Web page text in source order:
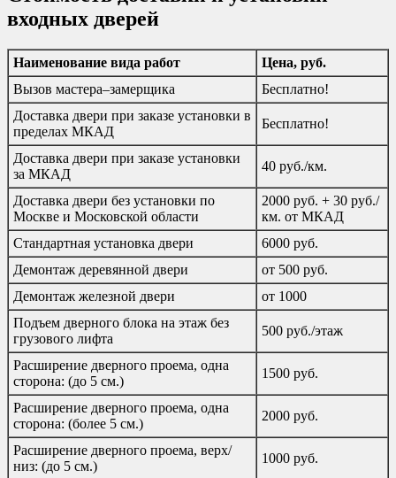
входных дверей
Наименование вида работ
Цена, руб.
Вызов мастера–замерщика
Бесплатно!
Доставка двери при заказе установки в
пределах МКАД
Бесплатно!
Доставка двери при заказе установки
за МКАД
40 руб./км.
Доставка двери без установки по
Москве и Московской области
2000 руб. + 30 руб./
км. от МКАД
Стандартная установка двери
6000 руб.
Демонтаж деревянной двери
от 500 руб.
Демонтаж железной двери
от 1000
Подъем дверного блока на этаж без
грузового лифта
500 руб./этаж
Расширение дверного проема, одна
сторона: (до 5 см.)
1500 руб.
Расширение дверного проема, одна
сторона: (более 5 см.)
2000 руб.
Расширение дверного проема, верх/
низ: (до 5 см.)
1000 руб.